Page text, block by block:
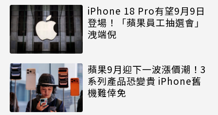
iPhone 18 Pro有望9月9日
登場！「蘋果員工抽選會」
洩端倪
蘋果9月迎下一波漲價潮！3
系列產品恐變貴 iPhone舊
機難倖免